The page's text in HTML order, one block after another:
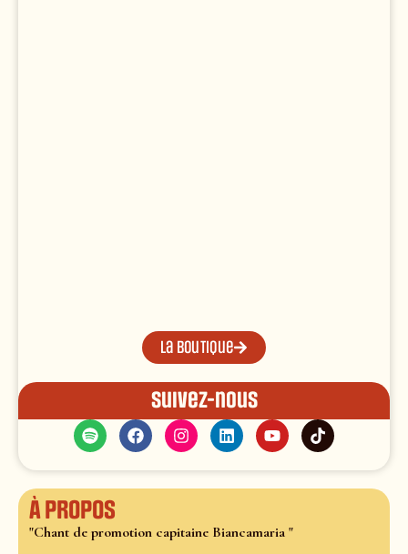
La boutique
Suivez-nous
À propos
"Chant de promotion capitaine Biancamaria "